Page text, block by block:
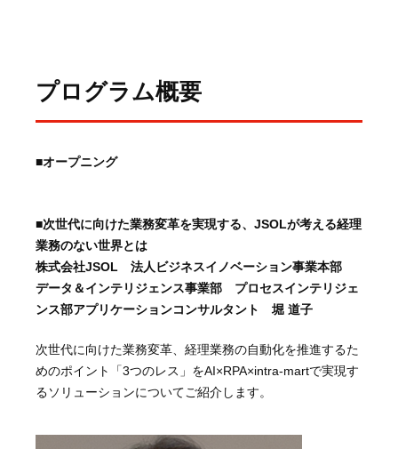
プログラム概要
■オープニング
■次世代に向けた業務変革を実現する、JSOLが考える経理
業務のない世界とは
株式会社JSOL 法人ビジネスイノベーション事業本部
データ＆インテリジェンス事業部 プロセスインテリジェ
ンス部アプリケーションコンサルタント 堀 道子
次世代に向けた業務変革、経理業務の自動化を推進するた
めのポイント「3つのレス」をAI×RPA×intra-martで実現す
るソリューションについてご紹介します。